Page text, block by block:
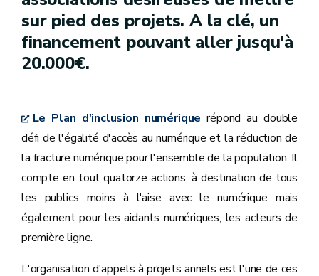
sur pied des projets. A la clé, un
financement pouvant aller jusqu'à
20.000€.
Le Plan d'inclusion numérique répond au double
défi de l'égalité d'accès au numérique et la réduction de
la fracture numérique pour l'ensemble de la population. Il
compte en tout quatorze actions, à destination de tous
les publics moins à l'aise avec le numérique mais
également pour les aidants numériques, les acteurs de
première ligne.
L'organisation d'appels à projets annels est l'une de ces